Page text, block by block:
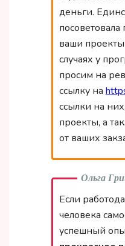
деньги.
ваши
случаях у
просим на
ссылку на
ссылки на
проекты, а
от ваших
Если
человека
успешный
Ольга